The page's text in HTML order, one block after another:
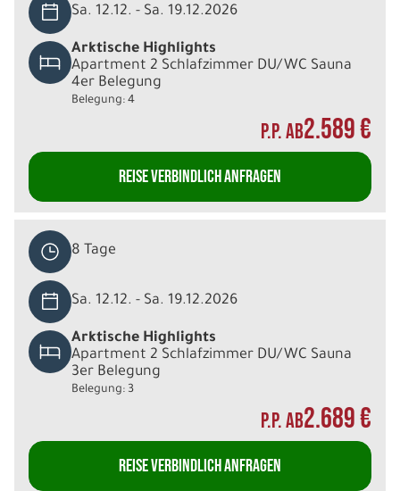
Sa. 12.12. - Sa. 19.12.2026
Arktische Highlights
Apartment 2 Schlafzimmer DU/WC Sauna
4er Belegung
Belegung: 4
P.P. AB2.589 €
REISE VERBINDLICH ANFRAGEN
8 Tage
Sa. 12.12. - Sa. 19.12.2026
Arktische Highlights
Apartment 2 Schlafzimmer DU/WC Sauna
3er Belegung
Belegung: 3
P.P. AB2.689 €
REISE VERBINDLICH ANFRAGEN